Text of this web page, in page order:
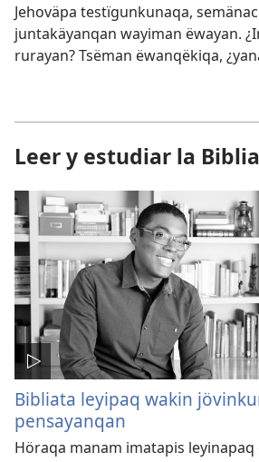
Jehoväpa testïgunkunaqa,
juntakäyanqan wayiman ëwayan.
rurayan? Tsëman ëwanqëkiqa,
Leer y estudiar la Biblia
Bibliata leyipaq wakin
pensayanqan
Höraqa manam imatapis